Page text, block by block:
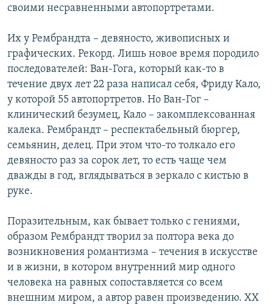
своими несравненными автопортретами.
Их у Рембрандта – девяносто, живописных и
графических. Рекорд. Лишь новое время породило
последователей: Ван-Гога, который как-то в
течение двух лет 22 раза написал себя, Фриду Кало,
у которой 55 автопортретов. Но Ван-Гог –
клинический безумец, Кало – закомплексованная
калека. Рембрандт – респектабельный бюргер,
семьянин, делец. При этом что-то толкало его
девяносто раз за сорок лет, то есть чаще чем
дважды в год, вглядываться в зеркало с кистью в
руке.
Поразительным, как бывает только с гениями,
образом Рембрандт творил за полтора века до
возникновения романтизма – течения в искусстве
и в жизни, в котором внутренний мир одного
человека на равных сопоставляется со всем
внешним миром, а автор равен произведению. ХХ